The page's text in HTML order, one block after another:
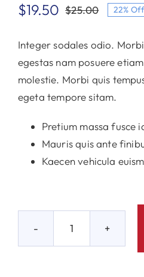
$25.00
was:
$19.50
is:
$19.50.
22% Off
Integer sodales odio.
egestas nam posuere
molestie. Morbi quis
egeta tempore sitam.
Pretium massa fusce
Mauris quis ante
Kaecen vehicula
I